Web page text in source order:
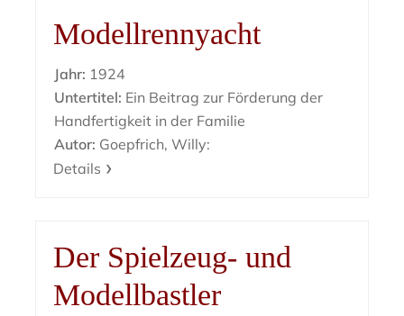
Modellrennyacht
Jahr: 1924
Untertitel: Ein Beitrag zur Förderung der
Handfertigkeit in der Familie
Autor: Goepfrich, Willy:
Details
Der Spielzeug- und
Modellbastler